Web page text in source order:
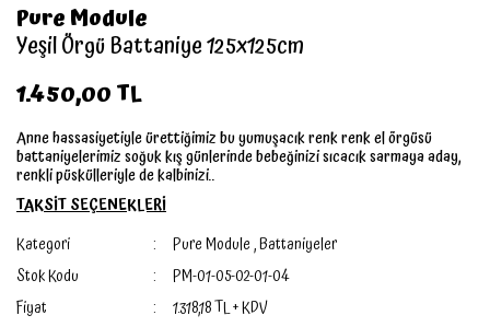
Pure Module
Yeşil Örgü Battaniye 125x125cm
1.450,00 TL
Anne hassasiyetiyle ürettiğimiz bu yumuşacık renk renk el örgüsü
battaniyelerimiz soğuk kış günlerinde bebeğinizi sıcacık sarmaya aday,
renkli püskülleriyle de kalbinizi..
TAKSİT SEÇENEKLERİ
Kategori
Pure Module,Battaniyeler
Stok Kodu
PM-01-05-02-01-04
Fiyat
1.318,18 TL + KDV